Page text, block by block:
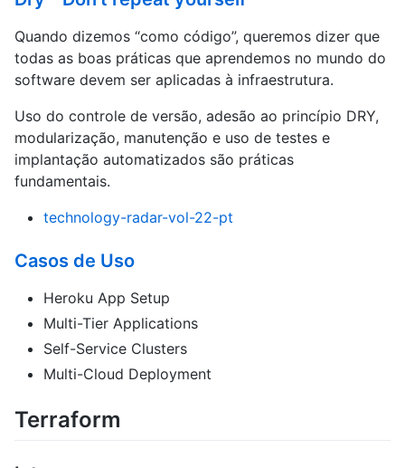
Quando dizemos “como código”, queremos dizer que
todas as boas práticas que aprendemos no mundo do
software devem ser aplicadas à infraestrutura.
Uso do controle de versão, adesão ao princípio DRY,
modularização, manutenção e uso de testes e
implantação automatizados são práticas
fundamentais.
technology-radar-vol-22-pt
Casos de Uso
Heroku App Setup
Multi-Tier Applications
Self-Service Clusters
Multi-Cloud Deployment
Terraform